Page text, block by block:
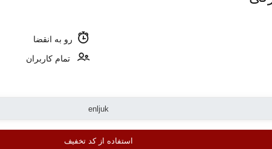
رو به انقضا
تمام کاربران
استفاده از کد تخفیف